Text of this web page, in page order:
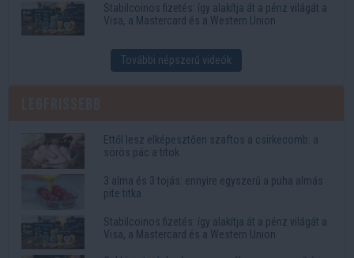
Stabilcoinos fizetés: így alakítja át a pénz világát a
Visa, a Mastercard és a Western Union
További népszerű videók
Ettől lesz elképesztően szaftos a csirkecomb: a
sörös pác a titok
3 alma és 3 tojás: ennyire egyszerű a puha almás
pite titka
Stabilcoinos fizetés: így alakítja át a pénz világát a
Visa, a Mastercard és a Western Union